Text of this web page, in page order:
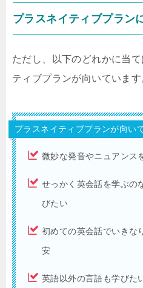
プラスネイティブプラン
ただし、以下のどれかに当
ティブプランが向いています
プラスネイティブプランが向い
微妙な発音やニュアンス
せっかく英会話を学ぶの
びたい
初めての英会話でいきな
安
英語以外の言語も学びた